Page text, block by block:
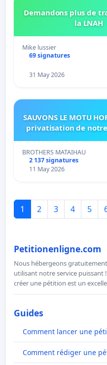
Demandons plus de
la LNAH
Mike lussier
69 signatures
31 May 2026
SAUVONS LE MOTU
privatisation de
BROTHERS MATAIHAU
2 137 signatures
11 May 2026
1 2 3 4 5
Petitionenligne.com
Nous hébergeons
utilisant notre service puissant
créer une pétition est un
Guides
Comment lancer une
Comment rédiger une